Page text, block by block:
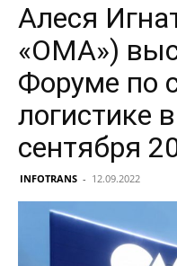
Алеся
«ОМА»)
Форуме по
логистике
сентября
INFOTRANS - 12.09.2022